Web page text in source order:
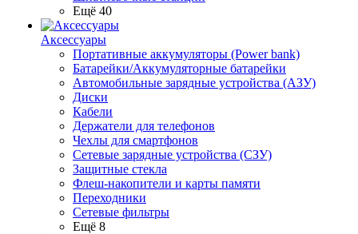
Ещё 40
Аксессуары
Портативные аккумуляторы (Power bank)
Батарейки/Аккумуляторные батарейки
Автомобильные зарядные устройства (АЗУ)
Диски
Кабели
Держатели для телефонов
Чехлы для смартфонов
Сетевые зарядные устройства (СЗУ)
Защитные стекла
Флеш-накопители и карты памяти
Переходники
Сетевые фильтры
Ещё 8